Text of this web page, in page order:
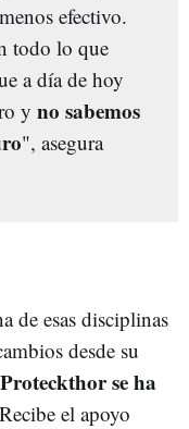
efectivo.
todo lo que
a día de hoy
y no sabemos
", asegura
de esas disciplinas
desde su
Proteckthor se ha
el apoyo